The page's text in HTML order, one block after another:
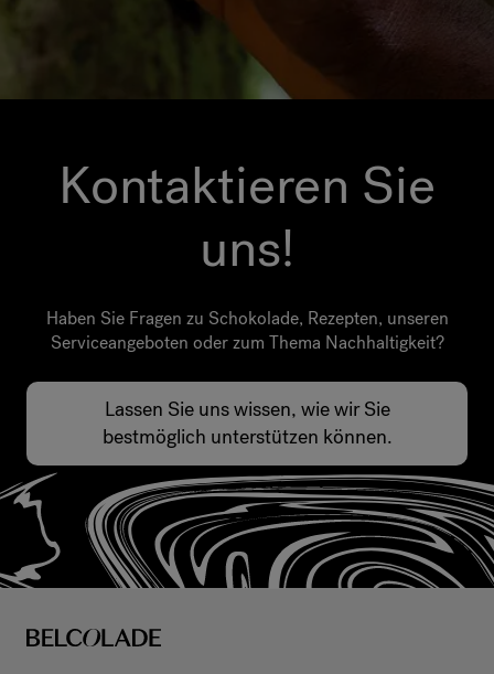
Kontaktieren Sie
uns!
Haben Sie Fragen zu Schokolade, Rezepten, unseren
Serviceangeboten oder zum Thema Nachhaltigkeit?
Lassen Sie uns wissen, wie wir Sie
bestmöglich unterstützen können.